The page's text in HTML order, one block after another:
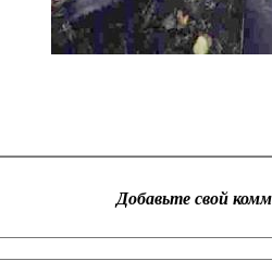
Добавьте свой